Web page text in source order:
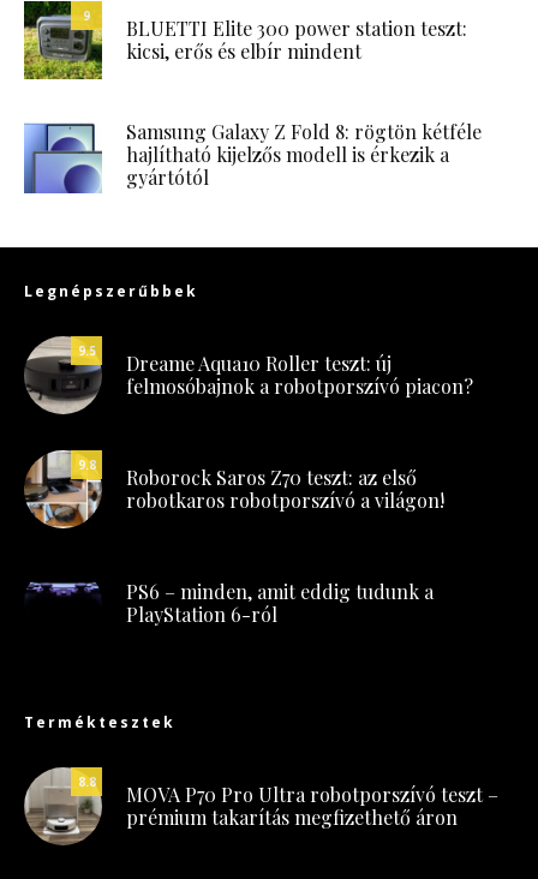
9
BLUETTI Elite 300 power station teszt:
kicsi, erős és elbír mindent
Samsung Galaxy Z Fold 8: rögtön kétféle
hajlítható kijelzős modell is érkezik a
gyártótól
Legnépszerűbbek
9.5
Dreame Aqua10 Roller teszt: új
felmosóbajnok a robotporszívó piacon?
9.8
Roborock Saros Z70 teszt: az első
robotkaros robotporszívó a világon!
PS6 – minden, amit eddig tudunk a
PlayStation 6-ról
Terméktesztek
8.8
MOVA P70 Pro Ultra robotporszívó teszt –
prémium takarítás megfizethető áron